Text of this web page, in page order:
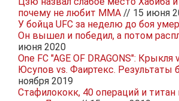
почему не любит MMA // 15 июня
У бойца UFC за неделю до боя
Он вышел и победил, а потом
июня 2020
One FC "AGE OF DRAGONS": Крыкля
Юсупов vs. Фаиртекс. Результаты
ноября 2019
Стафилококк, 40 операций и титан